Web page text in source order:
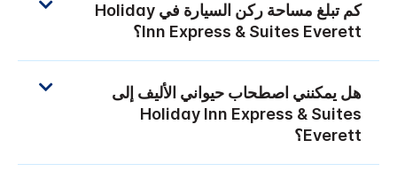
كم تبلغ مساحة ركن السيارة في Holiday
Inn Express & Suites Everett ؟
هل يمكنني اصطحاب حيواني الأليف إلى
Holiday Inn Express & Suites
Everett؟